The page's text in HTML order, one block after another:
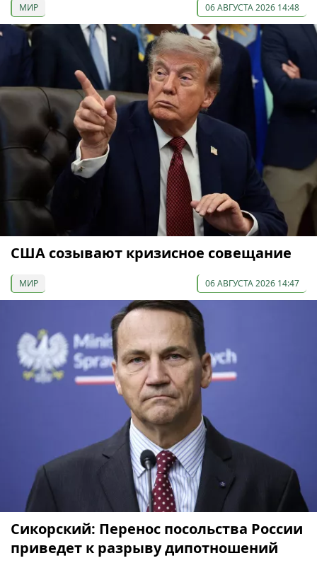
МИР 06 АВГУСТА 2026 14:48
США созывают кризисное совещание
МИР 06 АВГУСТА 2026 14:47
Сикорский: Перенос посольства России
приведет к разрыву дипотношений